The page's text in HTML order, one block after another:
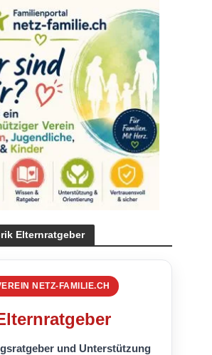
Elternratgeber
NETZ-FAMILIE.CH
und Unterstützung